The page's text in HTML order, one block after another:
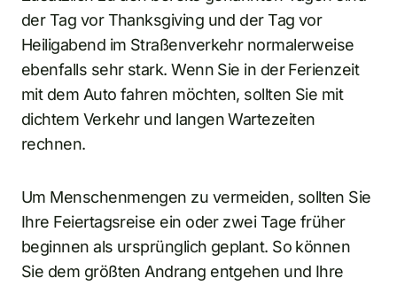
der Tag vor Thanksgiving und der Tag vor
Heiligabend im Straßenverkehr normalerweise
ebenfalls sehr stark. Wenn Sie in der Ferienzeit
mit dem Auto fahren möchten, sollten Sie mit
dichtem Verkehr und langen Wartezeiten
rechnen.
Um Menschenmengen zu vermeiden, sollten Sie
Ihre Feiertagsreise ein oder zwei Tage früher
beginnen als ursprünglich geplant. So können
Sie dem größten Andrang entgehen und Ihre